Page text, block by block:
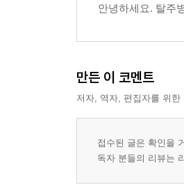
안녕하세요. 탈주
만든 이 코멘트
저자, 역자, 편집자를 위
접수된 글은 확인을
독자 분들의 리뷰는